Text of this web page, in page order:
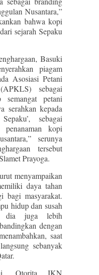
Nusantara,”
bahwa kopi
sejarah Sepaku
Basuki
piagam
Asosiasi Petani
sebagai
semangat petani
serahkan kepada
sebagai
kopi
serunya
tersebut
Prayoga.
menyampaikan
daya tahan
bagi masyarakat.
hidup dan susah
dia juga lebih
dengan
saat
sebanyak
Otorita IKN